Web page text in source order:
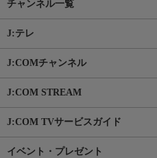
チャンネル一覧
J:テレ
J:COMチャンネル
J:COM STREAM
J:COM TVサービスガイド
イベント・プレゼント